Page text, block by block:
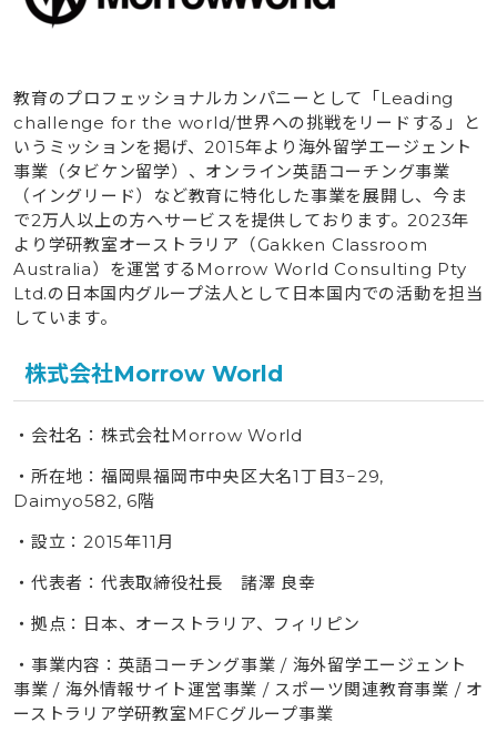
教育のプロフェッショナルカンパニーとして「Leading
challenge for the world/世界への挑戦をリードする」と
いうミッションを掲げ、2015年より海外留学エージェント
事業（タビケン留学）、オンライン英語コーチング事業
（イングリード）など教育に特化した事業を展開し、今ま
で2万人以上の方へサービスを提供しております。2023年
より学研教室オーストラリア（Gakken Classroom
Australia）を運営するMorrow World Consulting Pty
Ltd.の日本国内グループ法人として日本国内での活動を担当
しています。
株式会社Morrow World
・会社名：株式会社Morrow World
・所在地：福岡県福岡市中央区大名1丁目3−29,
Daimyo582, 6階
・設立：2015年11月
・代表者：代表取締役社長 諸澤 良幸
・拠点：日本、オーストラリア、フィリピン
・事業内容：英語コーチング事業 / 海外留学エージェント
事業 / 海外情報サイト運営事業 / スポーツ関連教育事業 / オ
ーストラリア学研教室MFCグループ事業